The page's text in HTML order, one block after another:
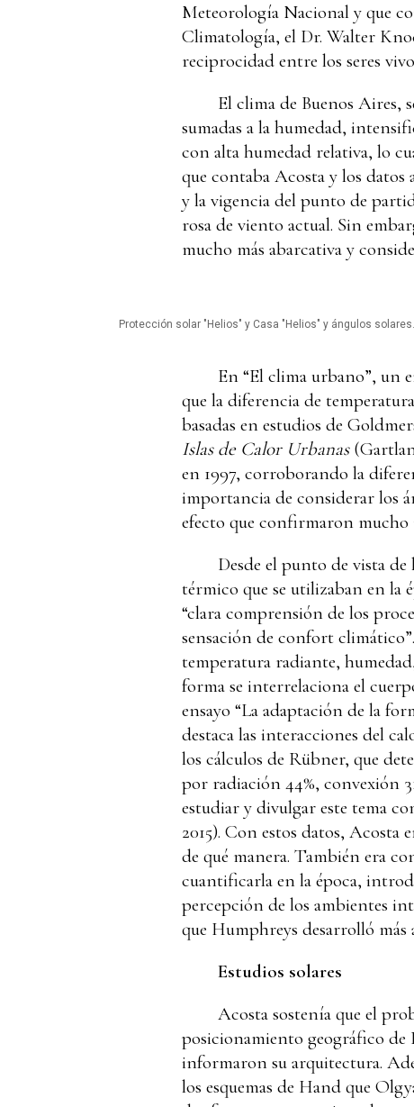
Meteorología Nacional y que
Climatología, el Dr. Walter
reciprocidad entre los seres
El clima de Buenos Aires,
sumadas a la humedad,
con alta humedad relativa, lo
que contaba Acosta y los
y la vigencia del punto de
rosa de viento actual. Sin
mucho más abarcativa y
Protección solar "Helios" y Casa "Helios" y ángulos
En “El clima urbano”, un
que la diferencia de
basadas en estudios de
Islas de Calor Urbanas
en 1997, corroborando la
importancia de considerar los
efecto que confirmaron mucho
Desde el punto de vista
térmico que se utilizaban en
“clara comprensión de los
sensación de confort
temperatura radiante,
forma se interrelaciona el
ensayo “La adaptación de la
destaca las interacciones del
los cálculos de Rübner, que
por radiación 44%, convexión
estudiar y divulgar este tema
2015). Con estos datos,
de qué manera. También era
cuantificarla en la época,
percepción de los ambientes
que Humphreys desarrolló
Estudios solares
Acosta sostenía que el
posicionamiento geográfico de
informaron su arquitectura.
los esquemas de Hand que